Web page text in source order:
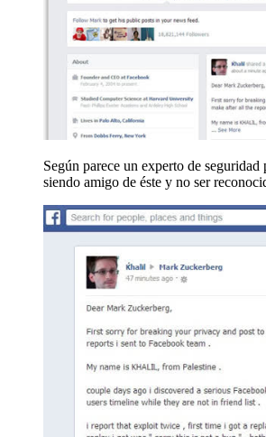
Según parece un experto de
siendo amigo de éste y no ser